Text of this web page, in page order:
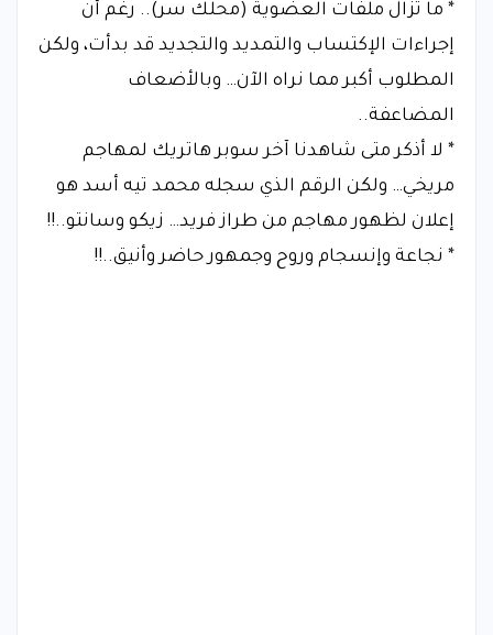
* ما تزال ملفات العضوية (محلك سر).. رغم أن
إجراءات الإكتساب والتمديد والتجديد قد بدأت، ولكن
المطلوب أكبر مما نراه الآن… وبالأضعاف
المضاعفة..
* لا أذكر متى شاهدنا آخر سوبر هاتريك لمهاجم
مريخي… ولكن الرقم الذي سجله محمد تيه أسد هو
إعلان لظهور مهاجم من طراز فريد… زيكو وسانتو..!!
* نجاعة وإنسجام وروح وجمهور حاضر وأنيق..!!